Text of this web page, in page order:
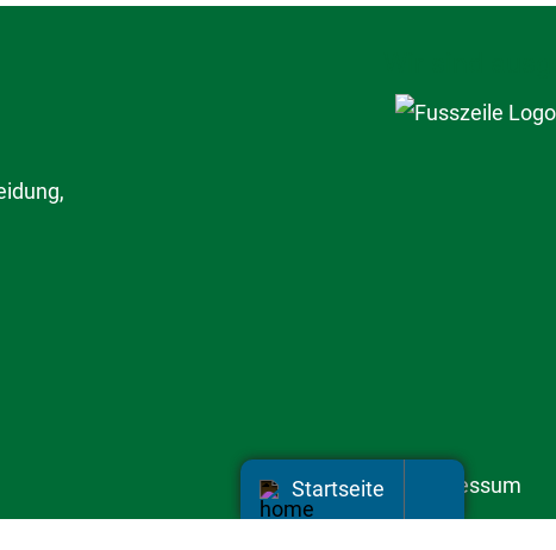
Startseite Impressum